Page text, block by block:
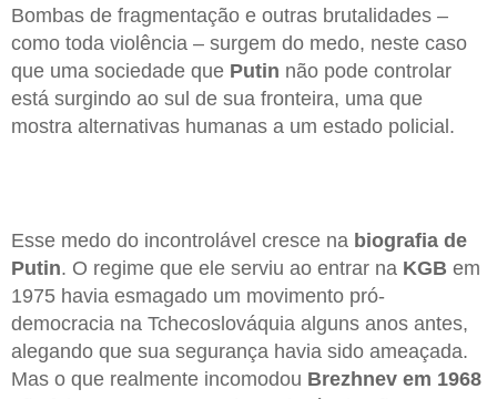
Bombas de fragmentação e outras brutalidades –
como toda violência – surgem do medo, neste caso
que uma sociedade que Putin não pode controlar
está surgindo ao sul de sua fronteira, uma que
mostra alternativas humanas a um estado policial.
Esse medo do incontrolável cresce na biografia de
Putin. O regime que ele serviu ao entrar na KGB em
1975 havia esmagado um movimento pró-
democracia na Tchecoslováquia alguns anos antes,
alegando que sua segurança havia sido ameaçada.
Mas o que realmente incomodou Brezhnev em 1968